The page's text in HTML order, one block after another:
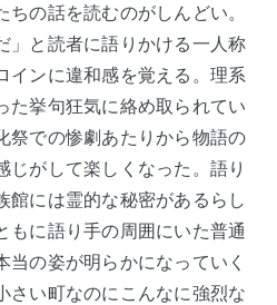
の話を読むのがしんどい。
」と読者に語りかける一人称
インに違和感を覚える。理系
た挙句狂気に絡め取られてい
祭での惨劇あたりから物語の
じがして楽しくなった。語り
館には霊的な秘密があるらし
もに語り手の周囲にいた普通
当の姿が明らかになっていく
さい町なのにこんなに強烈な